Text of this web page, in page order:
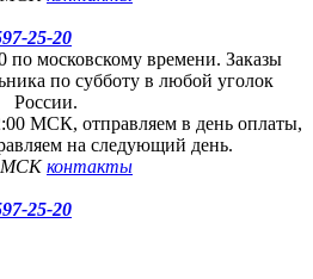
25-20
по московскому времени. Заказы
по субботу в любой уголок
России.
МСК, отправляем в день оплаты,
на следующий день.
МСКконтакты
25-20